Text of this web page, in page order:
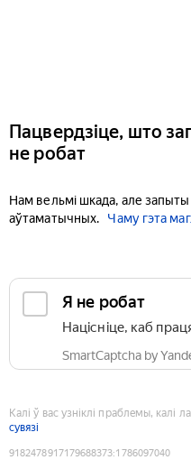
Пацвердзіце, што
не робат
Нам вельмі шкада, але
аўтаматычных.
Чаму гэта
Я не робат
Націсніце, каб
SmartCaptcha by
Калі ў вас узніклі праблемы, калі
сувязі
9182478917179688373:1786097040